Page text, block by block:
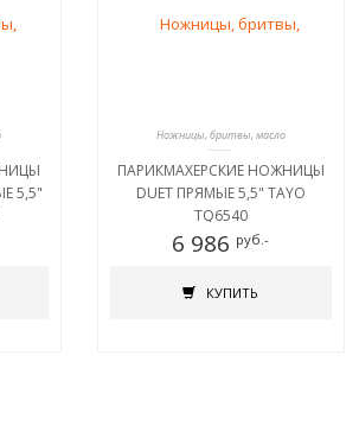
5,5"
Ножницы, бритвы, масло
ПАРИКМАХЕРСКИЕ НОЖНИЦЫ
DUET ПРЯМЫЕ 5,5" TAYO
TQ6540
6 986 руб.-
КУПИТЬ